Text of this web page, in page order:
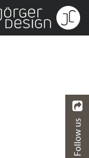
Follow us